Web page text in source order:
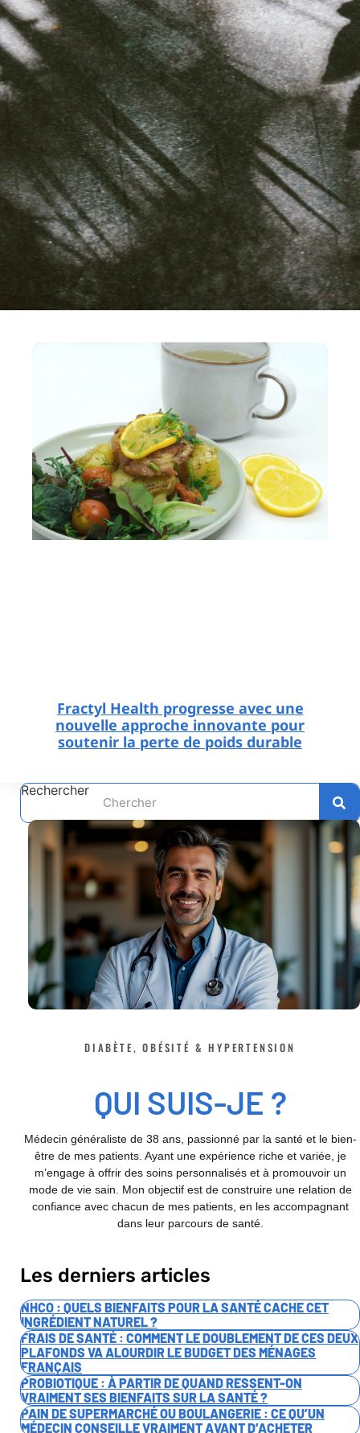
Fractyl Health progresse avec une
nouvelle approche innovante pour
soutenir la perte de poids durable
Rechercher
DIABÈTE, OBÉSITÉ & HYPERTENSION
QUI SUIS-JE ?
Médecin généraliste de 38 ans, passionné par la santé et le bien-
être de mes patients. Ayant une expérience riche et variée, je
m’engage à offrir des soins personnalisés et à promouvoir un
mode de vie sain. Mon objectif est de construire une relation de
confiance avec chacun de mes patients, en les accompagnant
dans leur parcours de santé.
Les derniers articles
NHCO : QUELS BIENFAITS POUR LA SANTÉ CACHE CET
INGRÉDIENT NATUREL ?
FRAIS DE SANTÉ : COMMENT LE DOUBLEMENT DE CES DEUX
PLAFONDS VA ALOURDIR LE BUDGET DES MÉNAGES
FRANÇAIS
PROBIOTIQUE : À PARTIR DE QUAND RESSENT-ON
VRAIMENT SES BIENFAITS SUR LA SANTÉ ?
PAIN DE SUPERMARCHÉ OU BOULANGERIE : CE QU’UN
MÉDECIN CONSEILLE VRAIMENT AVANT D’ACHETER